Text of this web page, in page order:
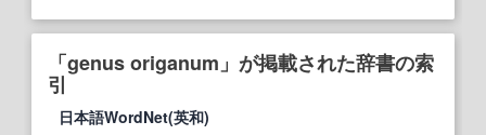
「genus origanum」が掲載された辞書の索
引
日本語WordNet(英和)